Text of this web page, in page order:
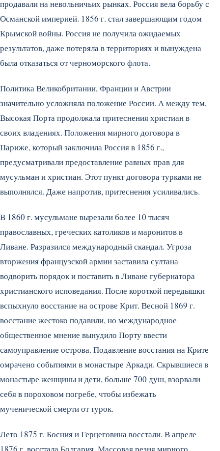
продавали на невольничьих рынках. Россия вела борьбу с
Османской империей. 1856 г. стал завершающим годом
Крымской войны. Россия не получила ожидаемых
результатов, даже потеряла в территориях и вынуждена
была отказаться от черноморского флота.
Политика Великобритании, Франции и Австрии
значительно усложняла положение России. А между тем,
Высокая Порта продолжала притеснения христиан в
своих владениях. Положения мирного договора в
Париже, который заключила Россия в 1856 г.,
предусматривали предоставление равных прав для
мусульман и христиан. Этот пункт договора турками не
выполнялся. Даже напротив, притеснения усиливались.
В 1860 г. мусульмане вырезали более 10 тысяч
православных, греческих католиков и маронитов в
Ливане. Разразился международный скандал. Угроза
вторжения французской армии заставила султана
водворить порядок и поставить в Ливане губернатора
христианского исповедания. После короткой передышки
вспыхнуло восстание на острове Крит. Весной 1869 г.
восстание жестоко подавили, но международное
общественное мнение вынудило Порту ввести
самоуправление острова. Подавление восстания на Крите
омрачено событиями в монастыре Аркади. Скрывшиеся в
монастыре женщины и дети, больше 700 душ, взорвали
себя в пороховом погребе, чтобы избежать
мученической смерти от турок.
Лето 1875 г. Босния и Герцеговина восстали. В апреле
1876 г. восстала Болгария. Массовая резня мирного